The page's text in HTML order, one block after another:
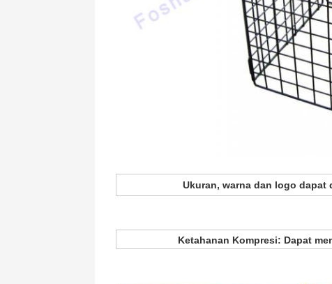
Ukuran, warna dan logo
Ketahanan Kompresi: Dapat